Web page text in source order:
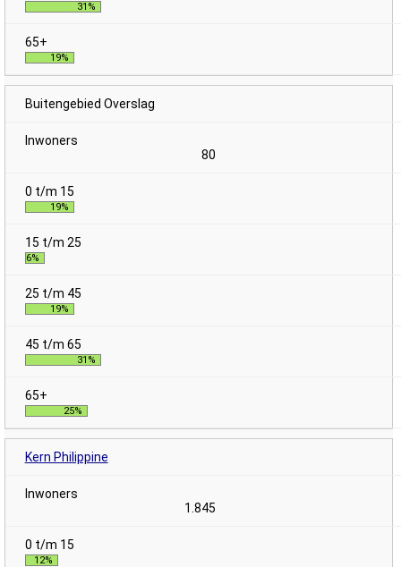
31%
19%
Buitengebied Overslag
80
19%
6%
19%
31%
25%
Kern Philippine
1.845
12%